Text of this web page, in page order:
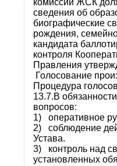
сведения об
биографические
рождения,
кандидата
контроля
Правления
Голосование
Процедура
13.7.В
вопросов:
1) оперативное
2) соблюдение
Устава.
3) контроль над
установленных